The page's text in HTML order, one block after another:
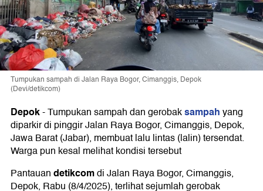
Tumpukan sampah di Jalan Raya Bogor, Cimanggis, Depok
(Devi/detikcom)
Depok-Tumpukan sampah dan gerobaksampahyang
diparkir di pinggir Jalan Raya Bogor, Cimanggis, Depok,
Jawa Barat (Jabar), membuat lalu lintas (lalin) tersendat.
Warga pun kesal melihat kondisi tersebut
Pantauandetikcomdi Jalan Raya Bogor, Cimanggis,
Depok, Rabu (8/4/2025), terlihat sejumlah gerobak